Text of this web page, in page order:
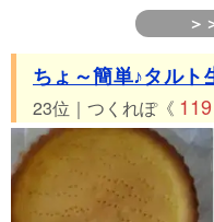
＞
ちょ～簡単♪タル
23位｜つくれぽ《 119